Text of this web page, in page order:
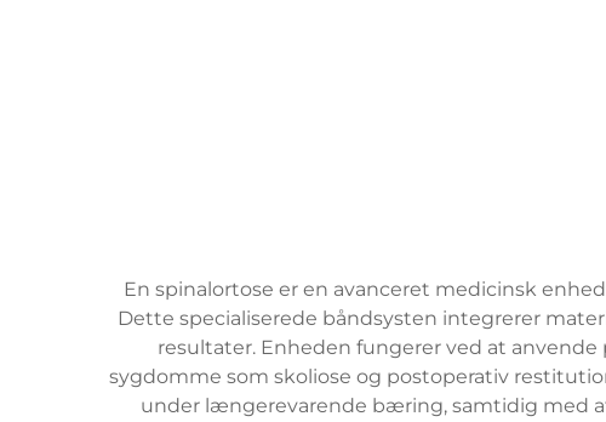
En spinalortose er en avanceret medicinsk
Dette specialiserede båndsysten integrerer
resultater. Enheden fungerer ved at
sygdomme som skoliose og postoperativ
under længerevarende bæring, samtidig med